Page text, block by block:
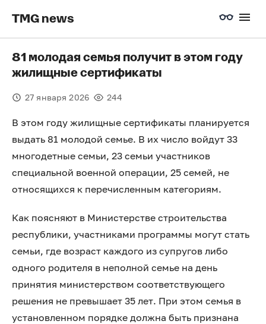
TMG news
81 молодая семья получит в этом году
жилищные сертификаты
27 января 2026 244
В этом году жилищные сертификаты планируется
выдать 81 молодой семье. В их число войдут 33
многодетные семьи, 23 семьи участников
специальной военной операции, 25 семей, не
относящихся к перечисленным категориям.
Как поясняют в Министерстве строительства
республики, участниками программы могут стать
семьи, где возраст каждого из супругов либо
одного родителя в неполной семье на день
принятия министерством соответствующего
решения не превышает 35 лет. При этом семья в
установленном порядке должна быть признана